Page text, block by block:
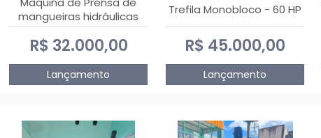
mangueiras hidráulicas
PE50TF - 2017
R$ 32.000,00
Lançamento
Trefila Monobloco - 60 HP
R$ 45.000,00
Lançamento